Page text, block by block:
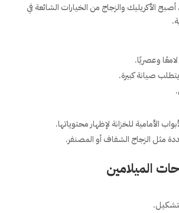
أصبح الأكريليك والزجاج من الخيارات الشائعة في
وعصريًا.
صيانة كبيرة.
الأمامية للخزانة لإظهار محتوياتها.
مثل الزجاج الشفاف أو المصنفر.